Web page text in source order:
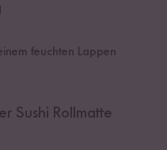
feuchten Lappen
Sushi Rollmatte